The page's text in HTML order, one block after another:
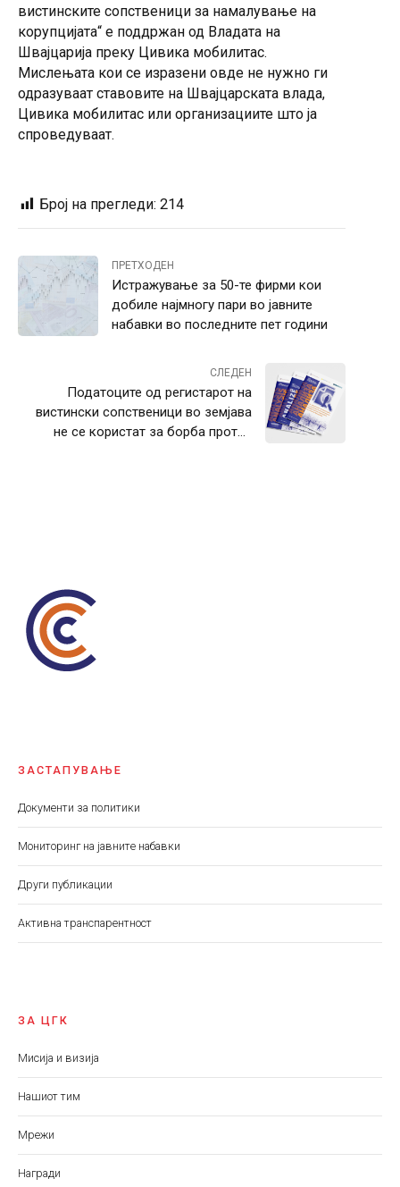
вистинските сопственици за намалување на
корупцијата“ е поддржан од Владата на
Швајцарија преку Цивика мобилитас.
Мислењата кои се изразени овде не нужно ги
одразуваат ставовите на Швајцарската влада,
Цивика мобилитас или организациите што ја
спроведуваат.
Број на прегледи: 214
ПРЕТХОДЕН
Истражување за 50-те фирми кои
добиле најмногу пари во јавните
набавки во последните пет години
СЛЕДЕН
Податоците од регистарот на
вистински сопственици во земјава
не се користат за борба против
ЗАСТАПУВАЊЕ
Документи за политики
Мониторинг на јавните набавки
Други публикации
Aктивна транспарентност
ЗА ЦГК
Мисија и визија
Нашиот тим
Мрежи
Награди